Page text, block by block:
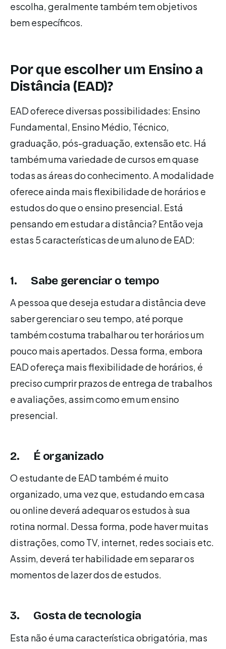
escolha, geralmente também tem objetivos
bem específicos.
Por que escolher um Ensino a
Distância (EAD)?
EAD oferece diversas possibilidades: Ensino
Fundamental, Ensino Médio, Técnico,
graduação, pós-graduação, extensão etc. Há
também uma variedade de cursos em quase
todas as áreas do conhecimento. A modalidade
oferece ainda mais flexibilidade de horários e
estudos do que o ensino presencial. Está
pensando em estudar a distância? Então veja
estas 5 características de um aluno de EAD:
1. Sabe gerenciar o tempo
A pessoa que deseja estudar a distância deve
saber gerenciar o seu tempo, até porque
também costuma trabalhar ou ter horários um
pouco mais apertados. Dessa forma, embora
EAD ofereça mais flexibilidade de horários, é
preciso cumprir prazos de entrega de trabalhos
e avaliações, assim como em um ensino
presencial.
2. É organizado
O estudante de EAD também é muito
organizado, uma vez que, estudando em casa
ou online deverá adequar os estudos à sua
rotina normal. Dessa forma, pode haver muitas
distrações, como TV, internet, redes sociais etc.
Assim, deverá ter habilidade em separar os
momentos de lazer dos de estudos.
3. Gosta de tecnologia
Esta não é uma característica obrigatória, mas